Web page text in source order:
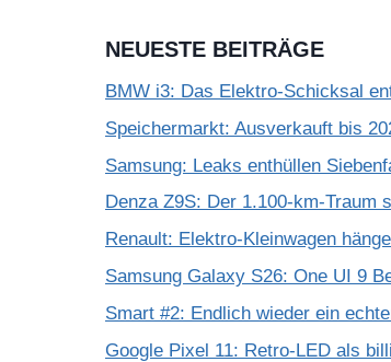
NEUESTE BEITRÄGE
BMW i3: Das Elektro-Schicksal
Speichermarkt: Ausverkauft bis
Samsung: Leaks enthüllen
Denza Z9S: Der 1.100-km-Traum
Renault: Elektro-Kleinwagen
Samsung Galaxy S26: One UI 9
Smart #2: Endlich wieder ein
Google Pixel 11: Retro-LED als